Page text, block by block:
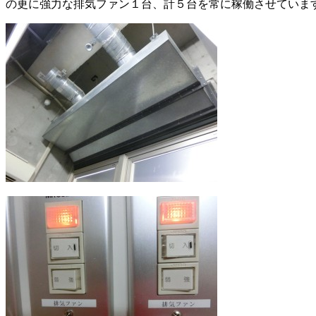
の更に強力な排気ファン１台、計５台を常に稼働させていま